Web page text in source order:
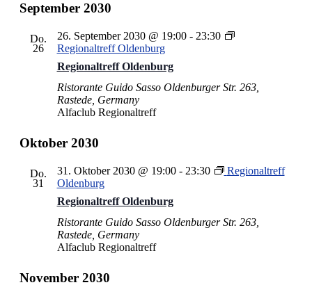
September 2030
Do.
26
Regionaltreff Oldenburg
26. September 2030 @ 19:00- 23:30
Regionaltreff Oldenburg
Ristorante Guido Sasso Oldenburger Str. 263,
Rastede, Germany
Alfaclub Regionaltreff
Oktober 2030
Do.
31
Regionaltreff Oldenburg
31. Oktober 2030 @ 19:00- 23:30
Regionaltreff
Oldenburg
Ristorante Guido Sasso Oldenburger Str. 263,
Rastede, Germany
Alfaclub Regionaltreff
November 2030